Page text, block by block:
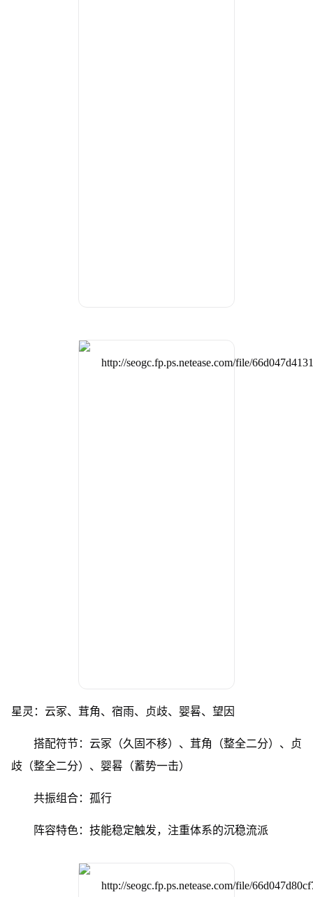
星灵：云冢、茸角、宿雨、贞歧、婴晷、望因
搭配符节：云冢（久固不移）、茸角（整全二分）、贞
歧（整全二分）、婴晷（蓄势一击）
共振组合：孤行
阵容特色：技能稳定触发，注重体系的沉稳流派